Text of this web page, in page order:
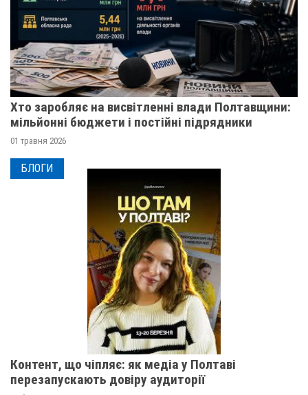
Хто заробляє на висвітленні влади Полтавщини:
мільйонні бюджети і постійні підрядники
01 травня 2026
БЛОГИ
Контент, що чіпляє: як медіа у Полтаві
перезапускають довіру аудиторії